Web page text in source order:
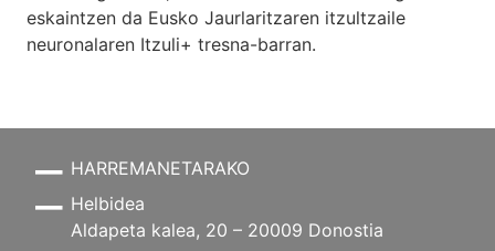
eskaintzen da Eusko Jaurlaritzaren itzultzaile
neuronalaren Itzuli+ tresna-barran.
HARREMANETARAKO
Helbidea
Aldapeta kalea, 20 – 20009 Donostia